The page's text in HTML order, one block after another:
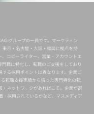
グループの一員です。マーケティン
京・名古屋・大阪・福岡に拠点を持
コピーライター、営業・アカウントエ
職に特化し、転職のご支援をしており
る採用ポイントは異なります。企業ご
転職支援実績から培った専門特化の転
ネットワークがあればこそ。企業が選
採用されているかなど、マスメディア